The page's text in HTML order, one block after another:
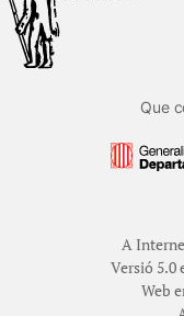
Que
A
Versió 5.0
Web